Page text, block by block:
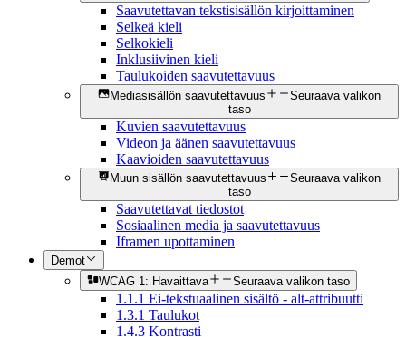
Saavutettavan tekstisisällön kirjoittaminen
Selkeä kieli
Selkokieli
Inklusiivinen kieli
Taulukoiden saavutettavuus
Mediasisällön saavutettavuus
Seuraava valikon
taso
Kuvien saavutettavuus
Videon ja äänen saavutettavuus
Kaavioiden saavutettavuus
Muun sisällön saavutettavuus
Seuraava valikon
taso
Saavutettavat tiedostot
Sosiaalinen media ja saavutettavuus
Iframen upottaminen
Demot
WCAG 1: Havaittava
Seuraava valikon taso
1.1.1 Ei-tekstuaalinen sisältö - alt-attribuutti
1.3.1 Taulukot
1.4.3 Kontrasti